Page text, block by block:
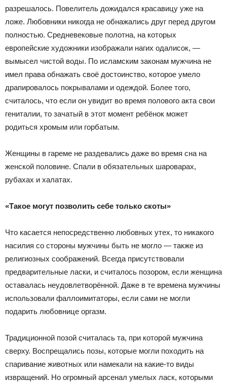
разрешалось. Повелитель дожидался красавицу уже на
ложе. Любовники никогда не обнажались друг перед другом
полностью. Средневековые полотна, на которых
европейские художники изображали нагих одалисок, —
вымысел чистой воды. По исламским законам мужчина не
имел права обнажать своё достоинство, которое умело
драпировалось покрывалами и одеждой. Более того,
считалось, что если он увидит во время полового акта свои
гениталии, то зачатый в этот момент ребёнок может
родиться хромым или горбатым.
Женщины в гареме не раздевались даже во время сна на
женской половине. Спали в обязательных шароварах,
рубахах и халатах.
«Такое могут позволить себе только скоты»
Что касается непосредственно любовных утех, то никакого
насилия со стороны мужчины быть не могло — также из
религиозных соображений. Всегда присутствовали
предварительные ласки, и считалось позором, если женщина
оставалась неудовлетворённой. Даже в те времена мужчины
использовали фаллоимитаторы, если сами не могли
подарить любовнице оргазм.
Традиционной позой считалась та, при которой мужчина
сверху. Воспрещались позы, которые могли походить на
спаривание животных или намекали на какие-то виды
извращений. Но огромный арсенал умелых ласк, которыми